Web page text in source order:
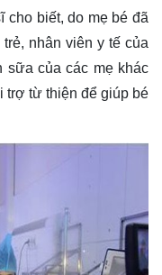
cho biết, do mẹ bé đã
nhân viên y tế của
của các mẹ khác
trợ từ thiện để giúp bé